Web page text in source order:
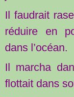
Il faudrait
réduire en
dans l’océan.
Il marcha
flottait dans